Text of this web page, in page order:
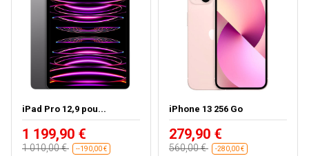
iPad Pro 12,9 pou...
1 199,90 €
1 010,00 € --190,00 €
iPhone 13 256 Go
279,90 €
560,00 € -280,00 €